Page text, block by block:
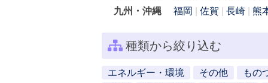
九州・沖縄
福岡 佐賀 長崎 熊
種類から絞り込む
エネルギー・環境 その他
もの